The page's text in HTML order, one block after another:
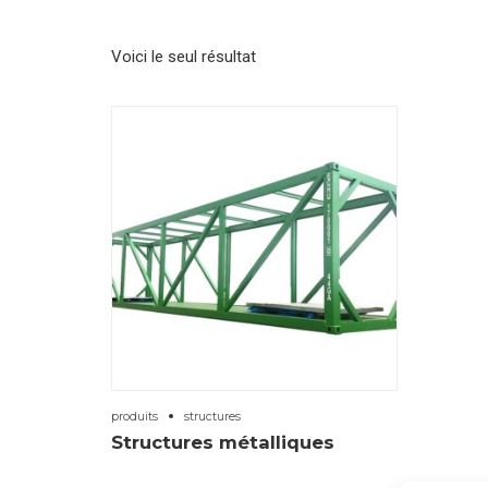
Voici le seul résultat
produits structures
Structures métalliques